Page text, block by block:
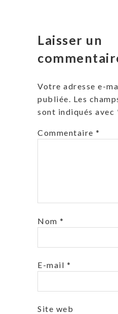
Laisser un
Votre adresse e-
publiée.
Les
sont indiqués avec
Commentaire *
Nom *
E-mail *
Site web